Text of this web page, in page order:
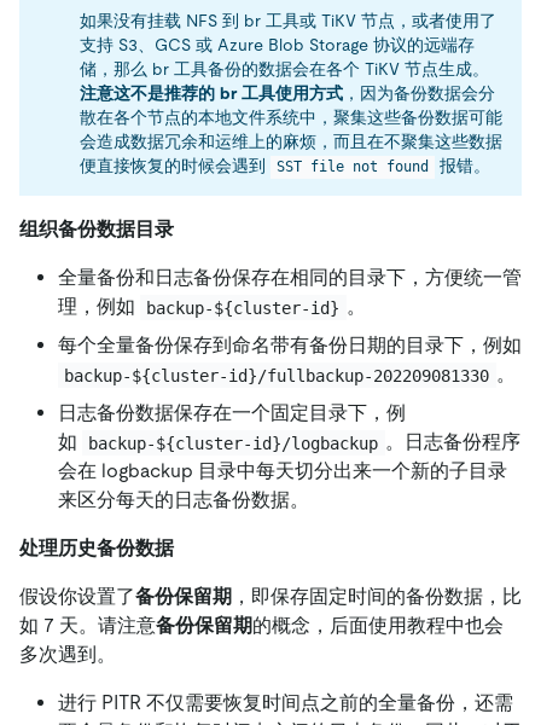
如果没有挂载 NFS 到 br 工具或 TiKV 节点，或者使用了
支持 S3、GCS 或 Azure Blob Storage 协议的远端存
储，那么 br 工具备份的数据会在各个 TiKV 节点生成。
注意这不是推荐的 br 工具使用方式 ，因为备份数据会分
散在各个节点的本地文件系统中，聚集这些备份数据可能
会造成数据冗余和运维上的麻烦，而且在不聚集这些数据
便直接恢复的时候会遇到
SST file not found 报错。
组织备份数据目录
全量备份和日志备份保存在相同的目录下，方便统一管
理，例如
backup-${cluster-id} 。
每个全量备份保存到命名带有备份日期的目录下，例如
backup-${cluster-id}/fullbackup-202209081330 。
日志备份数据保存在一个固定目录下，例
如
backup-${cluster-id}/logbackup 。日志备份程序
会在 logbackup 目录中每天切分出来一个新的子目录
来区分每天的日志备份数据。
处理历史备份数据
假设你设置了备份保留期 ，即保存固定时间的备份数据，比
如 7 天。请注意备份保留期的概念，后面使用教程中也会
多次遇到。
进行 PITR 不仅需要恢复时间点之前的全量备份，还需